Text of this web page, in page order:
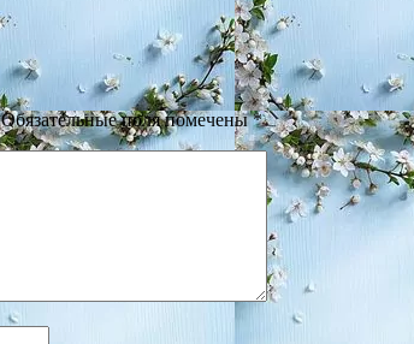
Обязательные поля помечены*